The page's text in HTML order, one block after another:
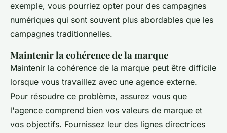
exemple, vous pourriez opter pour des campagnes
numériques qui sont souvent plus abordables que les
campagnes traditionnelles.
Maintenir la cohérence de la marque
Maintenir la cohérence de la marque peut être difficile
lorsque vous travaillez avec une agence externe.
Pour résoudre ce problème, assurez vous que
l'agence comprend bien vos valeurs de marque et
vos objectifs. Fournissez leur des lignes directrices